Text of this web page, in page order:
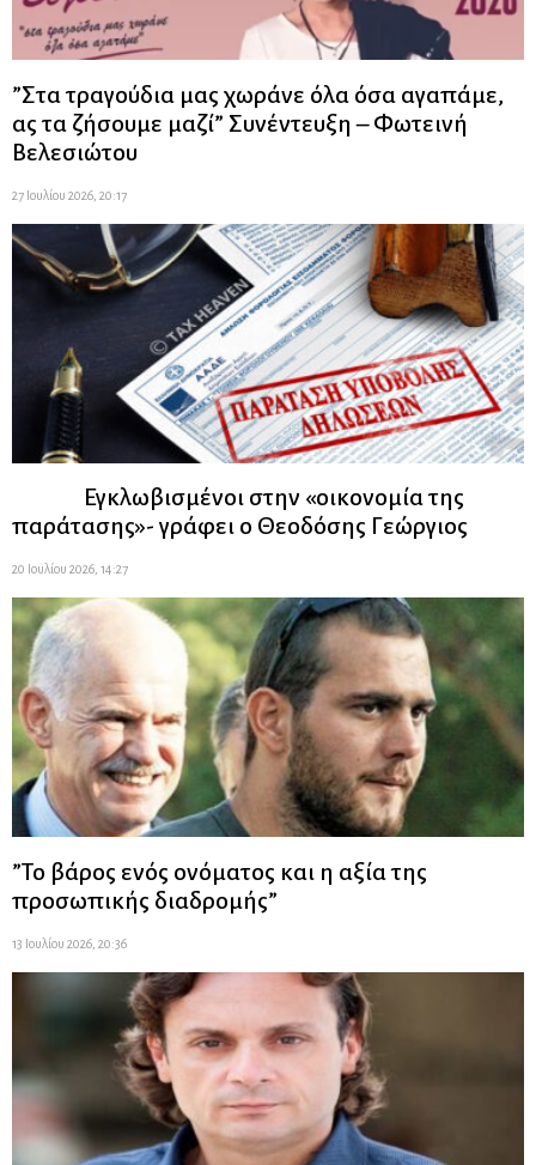
”Στα τραγούδια μας χωράνε όλα όσα αγαπάμε,
ας τα ζήσουμε μαζί” Συνέντευξη – Φωτεινή
Βελεσιώτου
27 Ιουλίου 2026, 20:17
Εγκλωβισμένοι στην «οικονομία της
παράτασης»- γράφει ο Θεοδόσης Γεώργιος
20 Ιουλίου 2026, 14:27
”Το βάρος ενός ονόματος και η αξία της
προσωπικής διαδρομής”
13 Ιουλίου 2026, 20:36